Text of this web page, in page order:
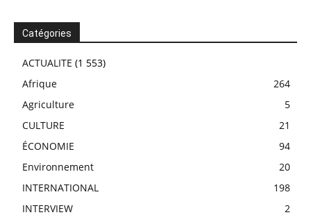
Catégories
ACTUALITE (1 553)
Afrique
264
Agriculture
5
CULTURE
21
ÉCONOMIE
94
Environnement
20
INTERNATIONAL
198
INTERVIEW
2